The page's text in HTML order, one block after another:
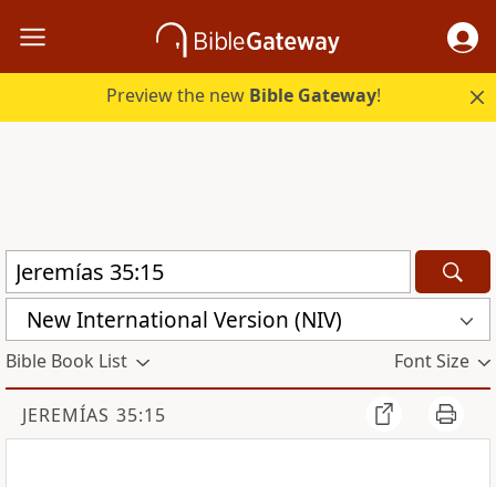
Preview the new Bible Gateway!
New International Version (NIV)
Bible Book List Font Size
JEREMÍAS 35:15